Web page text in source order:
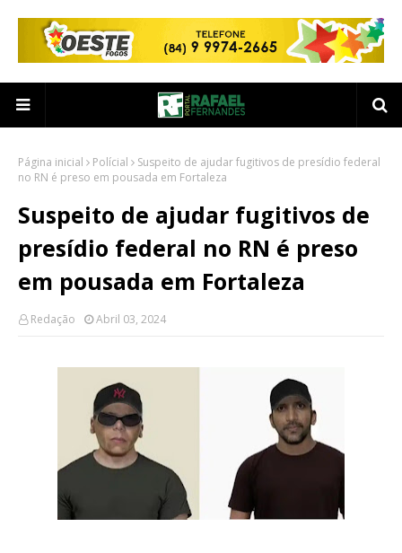
Página inicial Polícial
Suspeito de ajudar fugitivos de presídio federal
no RN é preso em pousada em Fortaleza
Suspeito de ajudar fugitivos de
presídio federal no RN é preso
em pousada em Fortaleza
Redação Abril 03, 2024